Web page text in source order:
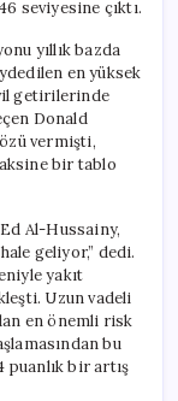
seviyesine çıktı.
yıllık bazda
en yüksek
getirilerinde
Donald
vermişti,
bir tablo
Al-Hussainy,
geliyor,” dedi.
yakıt
Uzun vadeli
en önemli risk
bu
puanlık bir artış